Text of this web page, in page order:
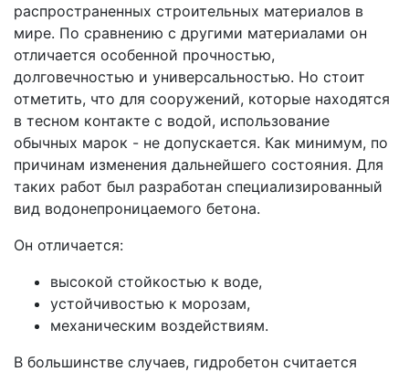
распространенных строительных материалов в
мире. По сравнению с другими материалами он
отличается особенной прочностью,
долговечностью и универсальностью. Но стоит
отметить, что для сооружений, которые находятся
в тесном контакте с водой, использование
обычных марок - не допускается. Как минимум, по
причинам изменения дальнейшего состояния. Для
таких работ был разработан специализированный
вид водонепроницаемого бетона.
Он отличается:
высокой стойкостью к воде,
устойчивостью к морозам,
механическим воздействиям.
В большинстве случаев, гидробетон считается